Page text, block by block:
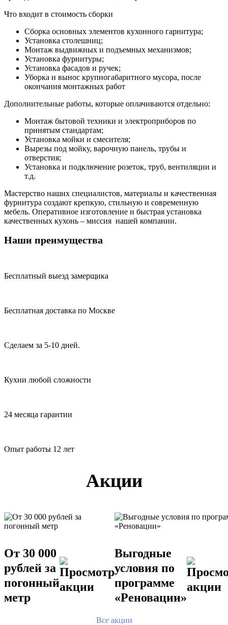
Что входит в стоимость сборки
Сборка основных элементов кухонного гарнитура;
Установка столешниц;
Монтаж выдвижных и подъемных механизмов;
Установка фурнитуры;
Установка фасадов и ручек;
Уборка и вынос крупногабаритного мусора, после
окончания монтажных работ
Дополнительные работы, которые оплачиваются отдельно:
Монтаж бытовой техники и электроприборов по
принятым стандартам;
Установка мойки и смесителя;
Вырезы под мойку, варочную панель, трубы и
отверстия;
Установка и подключение розеток, труб, вентиляции и
т.д.
Мастерство наших специалистов, материалы и качественная
фурнитура создают крепкую, стильную и современную
мебель. Оперативное изготовление и быстрая установка
качественных кухонь – миссия нашей компании.
Наши преимущества
Бесплатный выезд замерщика
Бесплатная доставка по Москве
Сделаем за 5-10 дней.
Кухни любой сложности
24 месяца гарантии
Опыт работы 12 лет
Акции
От 30 000
рублей за
погонный
метр
Выгодные
условия по
программе
«Реновации»
Все акции